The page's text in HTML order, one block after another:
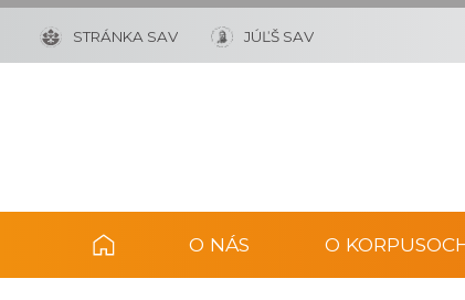
STRÁNKA SAV JÚĽŠ SAV
O NÁS O